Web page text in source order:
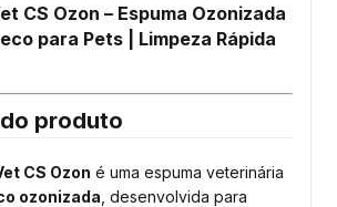
CS Ozon – Espuma Ozonizada
para Pets | Limpeza Rápida
produto
CS Ozon é uma espuma veterinária
ozonizada , desenvolvida para